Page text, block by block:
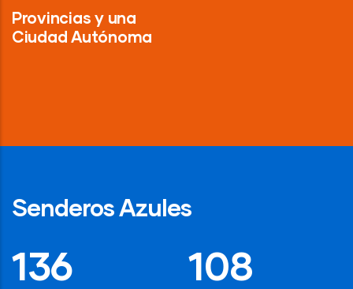
Provincias y una
Ciudad Autónoma
Senderos Azules
194 154